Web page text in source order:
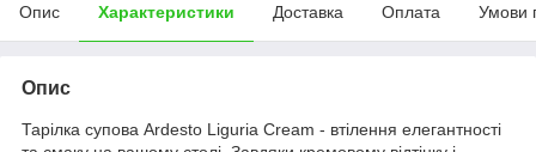
Опис Характеристики Доставка Оплата Умови
Опис
Тарілка супова Ardesto Liguria Cream - втілення елегантності